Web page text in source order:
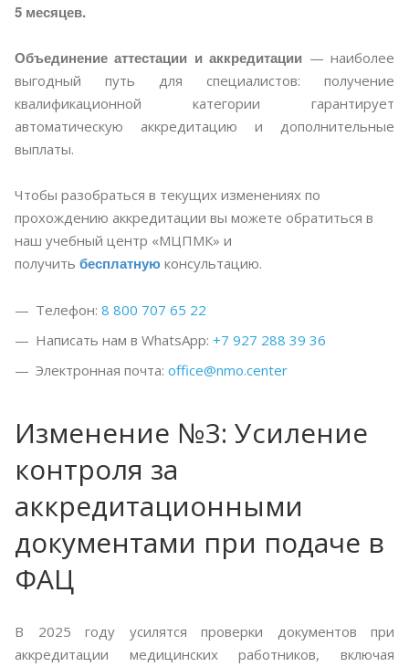
5 месяцев.
Объединение аттестации и аккредитации — наиболее
выгодный путь для специалистов: получение
квалификационной категории гарантирует
автоматическую аккредитацию и дополнительные
выплаты.
Чтобы разобраться в текущих изменениях по
прохождению аккредитации вы можете обратиться в
наш учебный центр «МЦПМК» и
получить бесплатную консультацию.
Телефон: 8 800 707 65 22
Написать нам в WhatsApp: +7 927 288 39 36
Электронная почта: office@nmo.center
Изменение №3: Усиление
контроля за
аккредитационными
документами при подаче в
ФАЦ
В 2025 году усилятся проверки документов при
аккредитации медицинских работников, включая